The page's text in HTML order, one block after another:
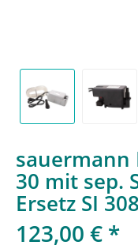
sauermann
30 mit sep.
Ersetz SI
123,00 € *